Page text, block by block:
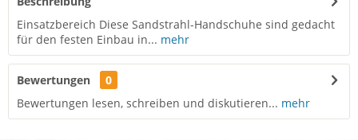
Einsatzbereich Diese Sandstrahl-Handschuhe sind gedacht
für den festen Einbau in... mehr
Bewertungen
0
Bewertungen lesen, schreiben und diskutieren... mehr